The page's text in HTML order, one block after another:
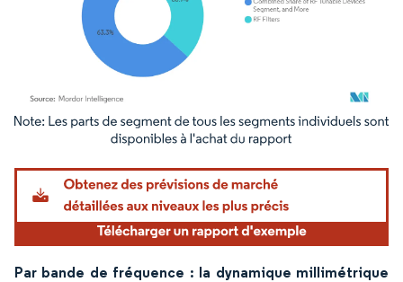
Image © Mordor Intelligence. La réutilisation nécessite une attribution sous CC BY
Par bande de fréquence : la dynamique millimétrique